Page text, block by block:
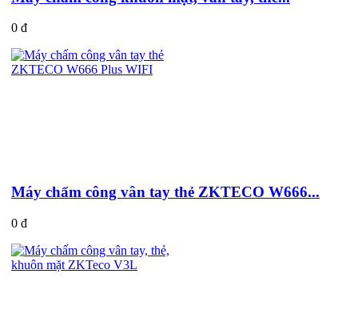
0 đ
Máy chấm công vân tay thẻ ZKTECO W666...
0 đ